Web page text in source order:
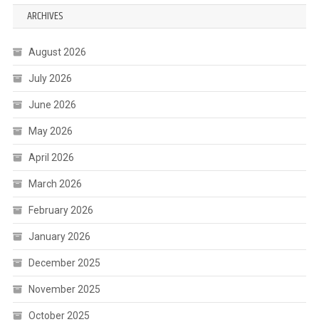
ARCHIVES
August 2026
July 2026
June 2026
May 2026
April 2026
March 2026
February 2026
January 2026
December 2025
November 2025
October 2025